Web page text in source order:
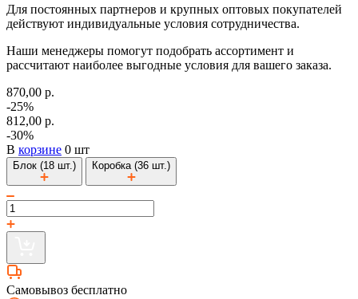
Для постоянных партнеров и крупных оптовых покупателей
действуют индивидуальные условия сотрудничества.
Наши менеджеры помогут подобрать ассортимент и
рассчитают наиболее выгодные условия для вашего заказа.
870,00 р.
-25%
812,00 р.
-30%
В корзине 0 шт
Блок (18 шт.) Коробка (36 шт.)
Самовывоз бесплатно